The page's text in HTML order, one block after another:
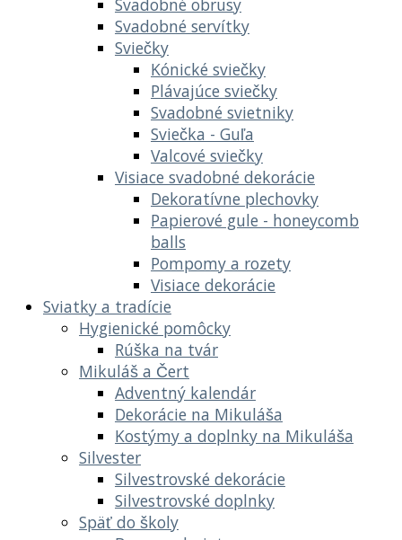
Svadobné servítky
Sviečky
Kónické sviečky
Plávajúce sviečky
Svadobné svietniky
Sviečka - Guľa
Valcové sviečky
Visiace svadobné dekorácie
Dekoratívne plechovky
Papierové gule - honeycomb
balls
Pompomy a rozety
Visiace dekorácie
Sviatky a tradície
Hygienické pomôcky
Rúška na tvár
Mikuláš a Čert
Adventný kalendár
Dekorácie na Mikuláša
Kostýmy a doplnky na Mikuláša
Silvester
Silvestrovské dekorácie
Silvestrovské doplnky
Späť do školy